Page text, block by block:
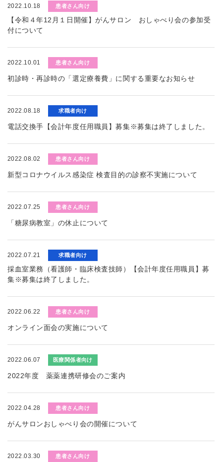
2022.10.18 患者さん向け
【令和４年12月１日開催】がんサロン おしゃべり会の参加受
付について
2022.10.01 患者さん向け
初診時・再診時の「選定療養費」に関する重要なお知らせ
2022.08.18 求職者向け
電話交換手【会計年度任用職員】募集※募集は終了しました。
2022.08.02 患者さん向け
新型コロナウイルス感染症 検査目的の診察不実施について
2022.07.25 患者さん向け
「糖尿病教室」の休止について
2022.07.21 求職者向け
採血室業務（看護師・臨床検査技師）【会計年度任用職員】募
集※募集は終了しました。
2022.06.22 患者さん向け
オンライン面会の実施について
2022.06.07 医療関係者向け
2022年度 薬薬連携研修会のご案内
2022.04.28 患者さん向け
がんサロンおしゃべり会の開催について
2022.03.30 患者さん向け